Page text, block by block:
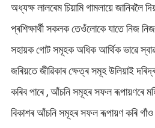
অধ্যক্ষ লালৰেম চিয়ামি গামলায়ে জানিবলৈ
প্ৰশিক্ষাৰ্থী সকলক তেওঁলোকে যাতে নিজ
সহায়ক গোট সমূহক অধিক আৰ্থিক ভাৱে
জৰিয়তে জীৱিকাৰ ক্ষেত্ৰ সমূহ উলিয়াই
কৰিব পাৰে , আঁচনি সমূহৰ সফল ৰূপায়ণৰে
বিকাশৰ আঁচনি সমূহৰ সফল ৰূপায়ণ কৰি গাঁও